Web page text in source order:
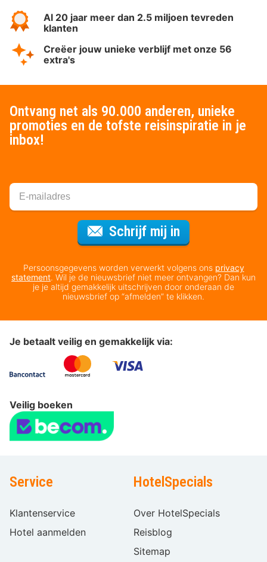
Al 20 jaar meer dan 2.5 miljoen tevreden
klanten
Creëer jouw unieke verblijf met onze 56
extra's
Ontvang net als 90.000 anderen, unieke
promoties en de tofste reisinspiratie in je
inbox!
Schrijf mij in
Persoonsgegevens worden verwerkt volgens ons privacy
statement. Wil je de nieuwsbrief niet meer ontvangen? Dan kun
je je altijd gemakkelijk uitschrijven door onderaan de
nieuwsbrief op “afmelden” te klikken.
Je betaalt veilig en gemakkelijk via:
Veilig boeken
Service
Klantenservice
Hotel aanmelden
HotelSpecials
Over HotelSpecials
Reisblog
Sitemap